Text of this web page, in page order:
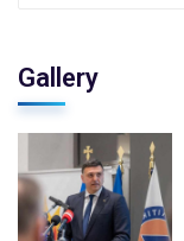
Gallery